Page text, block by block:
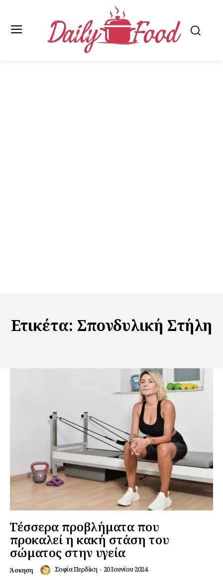
Ετικέτα: Σπονδυλική Στήλη
Τέσσερα προβλήματα που
προκαλεί η κακή στάση του
σώματος στην υγεία
Άσκηση Σοφία Περδίκη - 20 Ιουνίου 2024